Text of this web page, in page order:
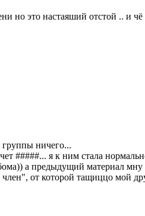
но это настаяший отстой .. и чё
группы ничего...
#####... я к ним стала
а предыдущий материал
от которой тащиццо мой